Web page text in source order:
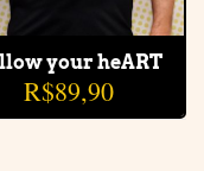
your heART
R$89,90